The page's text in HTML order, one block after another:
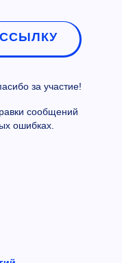
за участие!
сообщений
ошибках.